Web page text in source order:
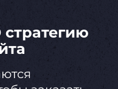
стратегию